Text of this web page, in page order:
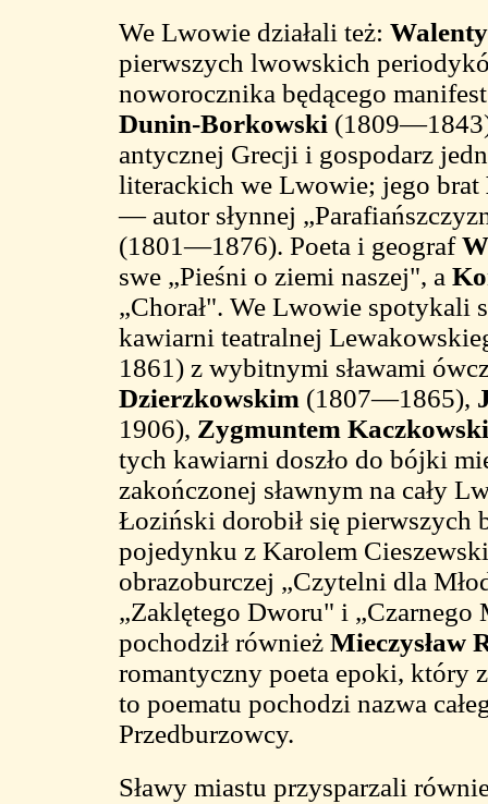
We Lwowie działali też:
pierwszych lwowskich
noworocznika będącego
Dunin-Borkowski
antycznej Grecji i gospodarz
literackich we Lwowie; jego brat
— autor słynnej
(1801—1876). Poeta i geograf
swe „Pieśni o ziemi naszej", a
„Chorał". We Lwowie spotykali
kawiarni teatralnej
1861) z wybitnymi sławami
Dzierzkowskim (1807—1865),
1906), Zygmuntem
tych kawiarni doszło do bójki
zakończonej sławnym na cały
Łoziński dorobił się
pojedynku z Karolem
obrazoburczej „Czytelni dla
„Zaklętego Dworu" i „Czarnego
pochodził również Mieczysław
romantyczny poeta epoki, który
to poematu pochodzi nazwa
Przedburzowcy.
Sławy miastu przysparzali